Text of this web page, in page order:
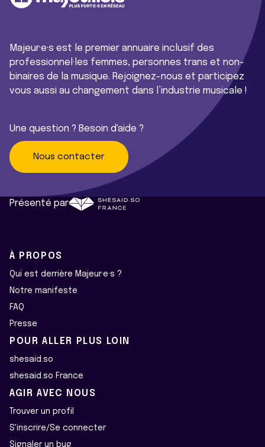
Majeur·e·s est le premier annuaire inclusif des
professionnel·les femmes, personnes trans et non-
binaires de la musique. Rejoignez-nous et participez
vous aussi au changement dans l’industrie musicale !
Une question ? Besoin d'aide ?
Nous contacter
Présenté par
À PROPOS
Qui est derrière Majeur·e·s ?
Notre manifeste
FAQ
Presse
POUR ALLER PLUS LOIN
shesaid.so
shesaid.so France
AGIR AVEC NOUS
Trouver un profil
S'inscrire/Se connecter
Signaler un bug